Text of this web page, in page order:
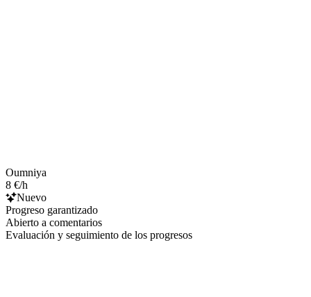
Oumniya
8 €/h
Nuevo
Progreso garantizado
Abierto a comentarios
Evaluación y seguimiento de los progresos